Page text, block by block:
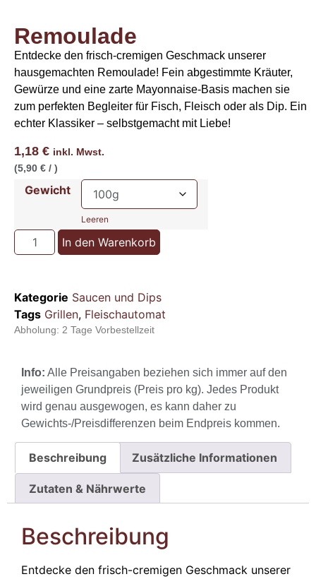
Remoulade
Entdecke den frisch-cremigen Geschmack unserer
hausgemachten Remoulade! Fein abgestimmte Kräuter,
Gewürze und eine zarte Mayonnaise-Basis machen sie
zum perfekten Begleiter für Fisch, Fleisch oder als Dip. Ein
echter Klassiker – selbstgemacht mit Liebe!
1,18 € inkl. Mwst.
(5,90 € / )
Gewicht
Leeren
In den Warenkorb
Kategorie Saucen und Dips
Tags Grillen, Fleischautomat
Abholung: 2 Tage Vorbestellzeit
Info: Alle Preisangaben beziehen sich immer auf den
jeweiligen Grundpreis (Preis pro kg). Jedes Produkt
wird genau ausgewogen, es kann daher zu
Gewichts-/Preisdifferenzen beim Endpreis kommen.
Beschreibung Zusätzliche Informationen
Zutaten & Nährwerte
Beschreibung
Entdecke den frisch-cremigen Geschmack unserer